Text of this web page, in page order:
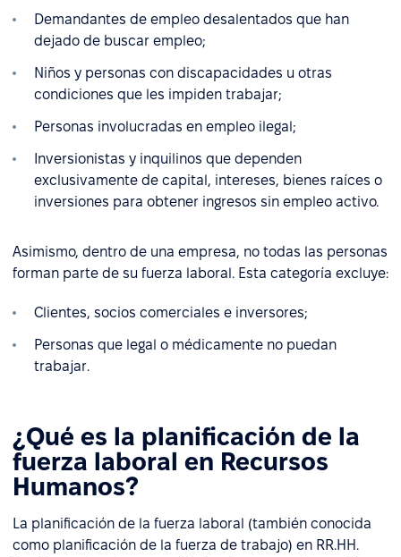
Demandantes de empleo desalentados que han
dejado de buscar empleo;
Niños y personas con discapacidades u otras
condiciones que les impiden trabajar;
Personas involucradas en empleo ilegal;
Inversionistas y inquilinos que dependen
exclusivamente de capital, intereses, bienes raíces o
inversiones para obtener ingresos sin empleo activo.
Asimismo, dentro de una empresa, no todas las personas
forman parte de su fuerza laboral. Esta categoría excluye:
Clientes, socios comerciales e inversores;
Personas que legal o médicamente no puedan
trabajar.
¿Qué es la planificación de la
fuerza laboral en Recursos
Humanos?
La planificación de la fuerza laboral (también conocida
como planificación de la fuerza de trabajo) en RR.HH.